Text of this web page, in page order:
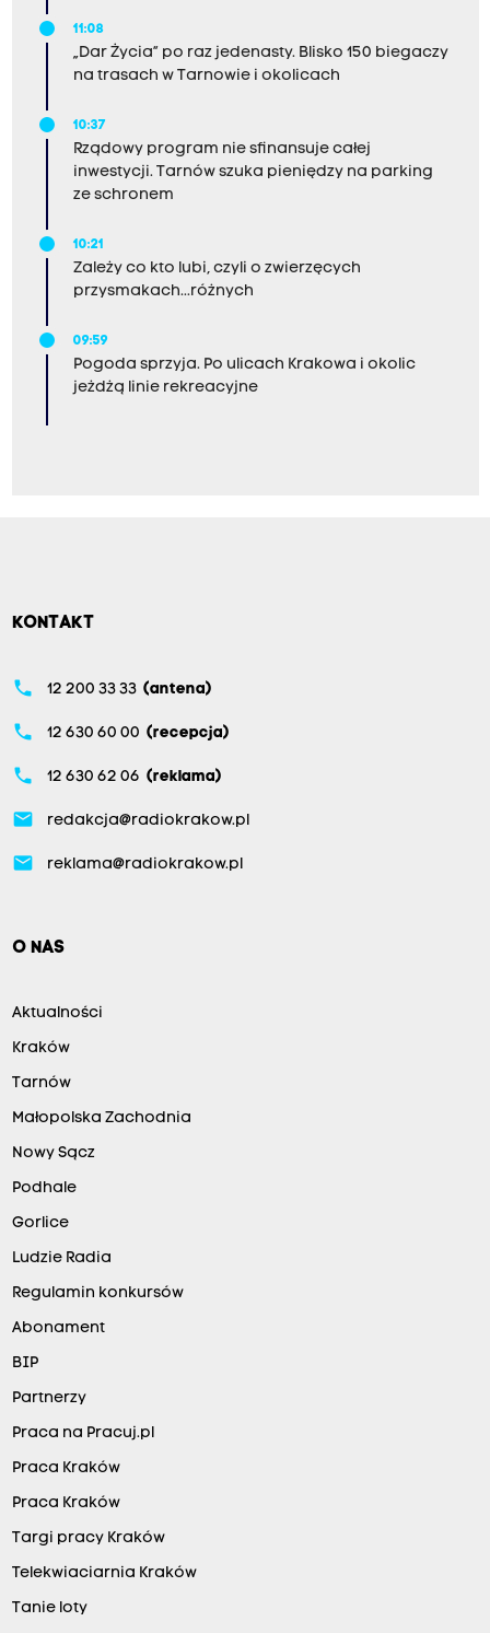
11:08
„Dar Życia” po raz jedenasty. Blisko 150 biegaczy
na trasach w Tarnowie i okolicach
10:37
Rządowy program nie sfinansuje całej
inwestycji. Tarnów szuka pieniędzy na parking
ze schronem
10:21
Zależy co kto lubi, czyli o zwierzęcych
przysmakach...różnych
09:59
Pogoda sprzyja. Po ulicach Krakowa i okolic
jeżdżą linie rekreacyjne
KONTAKT
phone 12 200 33 33 (antena)
phone 12 630 60 00 (recepcja)
phone 12 630 62 06 (reklama)
email redakcja@radiokrakow.pl
email reklama@radiokrakow.pl
O NAS
Aktualności
Kraków
Tarnów
Małopolska Zachodnia
Nowy Sącz
Podhale
Gorlice
Ludzie Radia
Regulamin konkursów
Abonament
BIP
Partnerzy
Praca na Pracuj.pl
Praca Kraków
Praca Kraków
Targi pracy Kraków
Telekwiaciarnia Kraków
Tanie loty